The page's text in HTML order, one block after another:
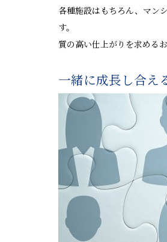
各種施設はもちろん、マン
す。
質の高い仕上がりを求める
一緒に成長し合え